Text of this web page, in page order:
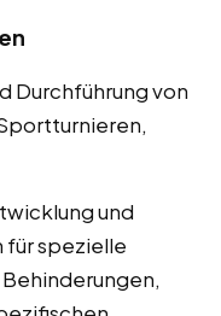
Durchführung von
und
für spezielle